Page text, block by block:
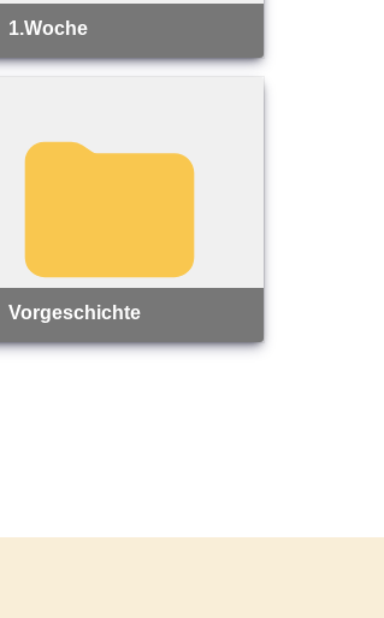
1.Woche
Vorgeschichte